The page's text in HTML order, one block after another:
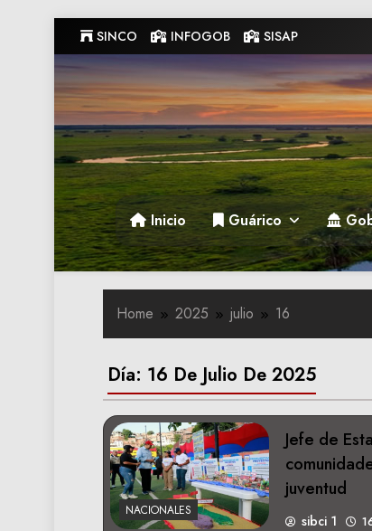
to
content
SINCO INFOGOB SISAP
Gobernacion de
Gobernacion de Guarico
Inicio Guárico
Home 2025 julio 16
Día: 16 De Julio De 2025
NACIONALES
Jefe de
juventud
sibci 1